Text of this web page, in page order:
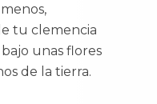
tu clemencia
unas flores
de la tierra.